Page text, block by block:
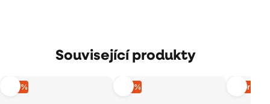
Související produkty
–12 % –14 %